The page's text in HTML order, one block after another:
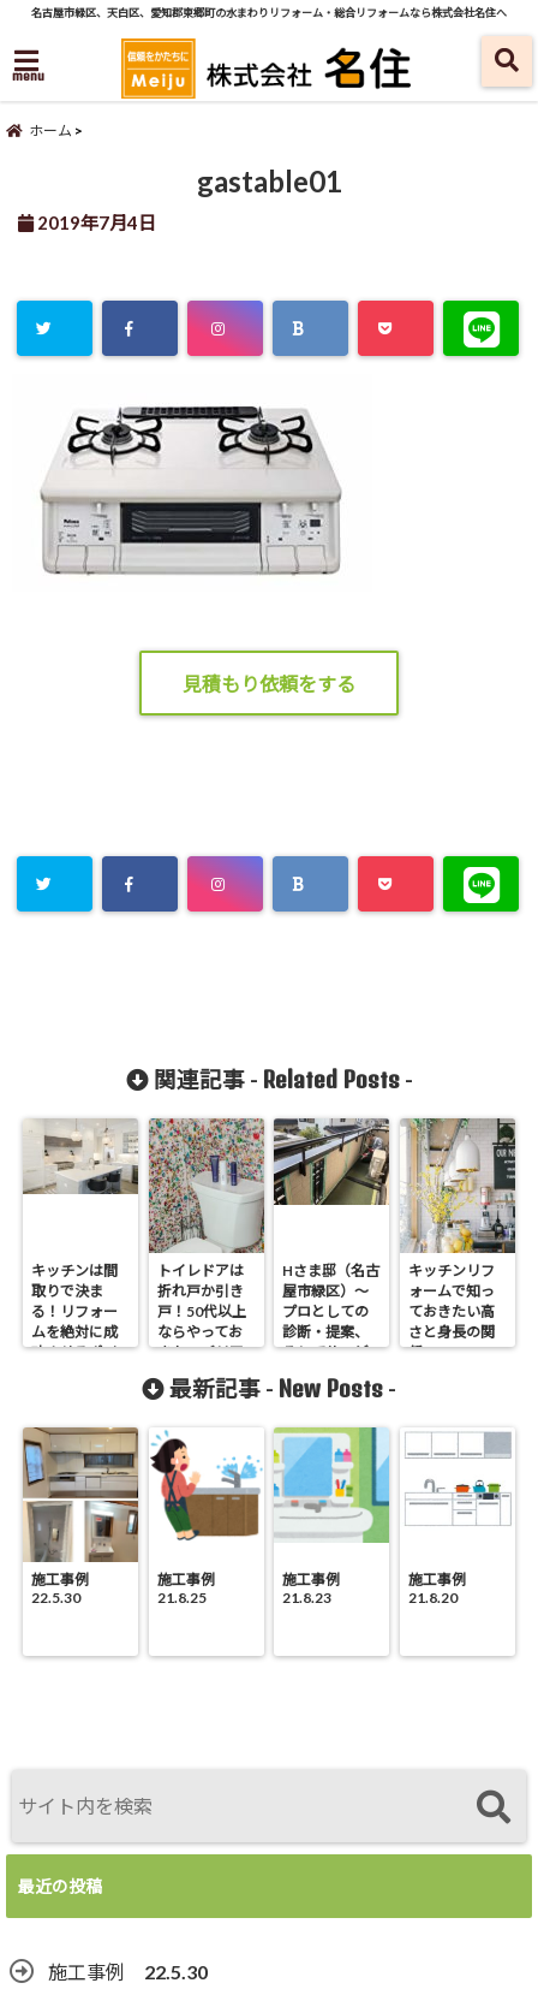
名古屋市緑区、天白区、愛知郡東郷町の水まわりリフォーム・総合リフォームなら株式会社名住へ
menu
ホーム
gastable01
2019年7月4日
見積もり依頼をする
関連記事 - Related Posts-
キッチンは間
取りで決ま
る！リフォー
ムを絶対に成
功させるポイ
トイレドアは
折れ戸か引き
戸！50代以上
ならやってお
きたいバリア
Hさま邸（名古
屋市緑区）～
プロとしての
診断・提案、
そしてサービ
キッチンリフ
ォームで知っ
ておきたい高
さと身長の関
係
最新記事 - New Posts -
施工事例
22.5.30
施工事例
21.8.25
施工事例
21.8.23
施工事例
21.8.20
最近の投稿
施工事例 22.5.30